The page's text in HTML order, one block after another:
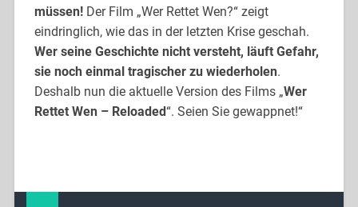
müssen! Der Film „Wer Rettet Wen?“ zeigt
eindringlich, wie das in der letzten Krise geschah.
Wer seine Geschichte nicht versteht, läuft Gefahr,
sie noch einmal tragischer zu wiederholen.
Deshalb nun die aktuelle Version des Films „Wer
Rettet Wen – Reloaded“. Seien Sie gewappnet!“